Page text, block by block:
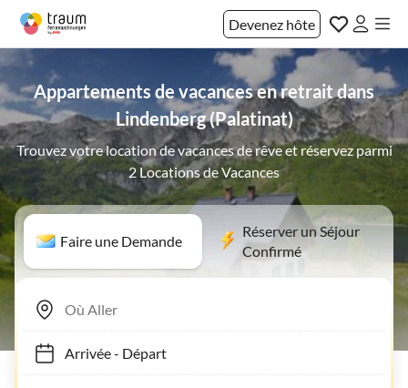
Devenez hôte
Appartements de vacances en retrait dans
Lindenberg (Palatinat)
Trouvez votre location de vacances de rêve et réservez parmi
2 Locations de Vacances
Faire une Demande
Réserver un Séjour
Confirmé
Arrivée- Départ